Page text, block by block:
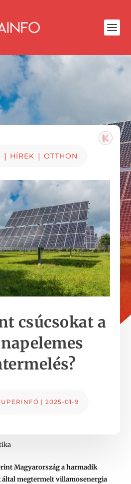
| HÍREK | OTTHON
csúcsokat a
| 2025-01-9
Magyarország a harmadik
által megtermelt villamosenergia